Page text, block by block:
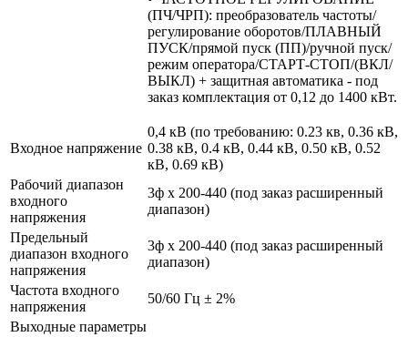
(ПЧ/ЧРП): преобразователь частоты/
регулирование оборотов/ПЛАВНЫЙ
ПУСК/прямой пуск (ПП)/ручной пуск/
режим оператора/СТАРТ-СТОП/(ВКЛ/
ВЫКЛ) + защитная автоматика - под
заказ комплектация от 0,12 до 1400 кВт.
Входное напряжение
0,4 кВ (по требованию: 0.23 кв, 0.36 кВ,
0.38 кВ, 0.4 кВ, 0.44 кВ, 0.50 кВ, 0.52
кВ, 0.69 кВ)
Рабочий диапазон
входного
напряжения
3ф х 200-440 (под заказ расширенный
диапазон)
Предельный
диапазон входного
напряжения
3ф х 200-440 (под заказ расширенный
диапазон)
Частота входного
напряжения
50/60 Гц ± 2%
Выходные параметры